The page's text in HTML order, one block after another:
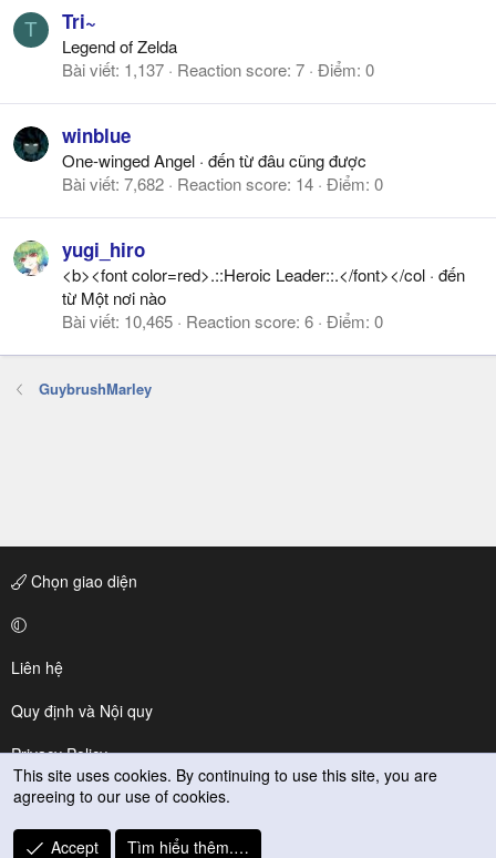
T Tri~
Legend of Zelda
Bài viết 1,137 Reaction score 7 Điểm 0
winblue
One-winged Angel · đến từđâu cũng được
Bài viết 7,682 Reaction score 14 Điểm 0
yugi_hiro
<b><font color=red>.::Heroic Leader::.</font></col · đến
từ Một nơi nào
Bài viết 10,465 Reaction score 6 Điểm 0
GuybrushMarley
Chọn giao diện
Liên hệ
Quy định và Nội quy
Privacy Policy
Trợ giúp
R
This site uses cookies. By continuing to use this site, you are
agreeing to our use of cookies.
Accept Tìm hiểu thêm.…